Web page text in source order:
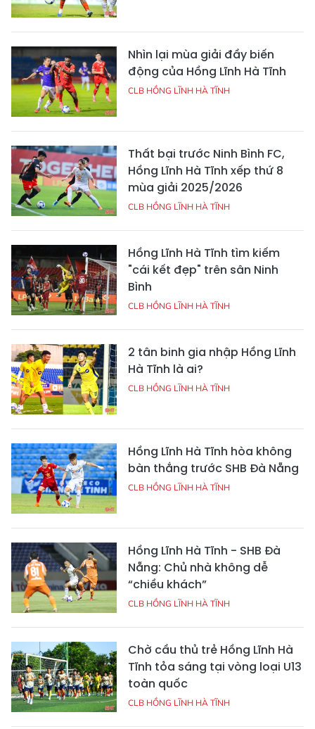
Nhìn lại mùa giải đầy biến
động của Hồng Lĩnh Hà Tĩnh
CLB HỒNG LĨNH HÀ TĨNH
Thất bại trước Ninh Bình FC,
Hồng Lĩnh Hà Tĩnh xếp thứ 8
mùa giải 2025/2026
CLB HỒNG LĨNH HÀ TĨNH
Hồng Lĩnh Hà Tĩnh tìm kiếm
"cái kết đẹp" trên sân Ninh
Bình
CLB HỒNG LĨNH HÀ TĨNH
2 tân binh gia nhập Hồng Lĩnh
Hà Tĩnh là ai?
CLB HỒNG LĨNH HÀ TĨNH
Hồng Lĩnh Hà Tĩnh hòa không
bàn thắng trước SHB Đà Nẵng
CLB HỒNG LĨNH HÀ TĨNH
Hồng Lĩnh Hà Tĩnh - SHB Đà
Nẵng: Chủ nhà không dễ
“chiều khách”
CLB HỒNG LĨNH HÀ TĨNH
Chờ cầu thủ trẻ Hồng Lĩnh Hà
Tĩnh tỏa sáng tại vòng loại U13
toàn quốc
CLB HỒNG LĨNH HÀ TĨNH